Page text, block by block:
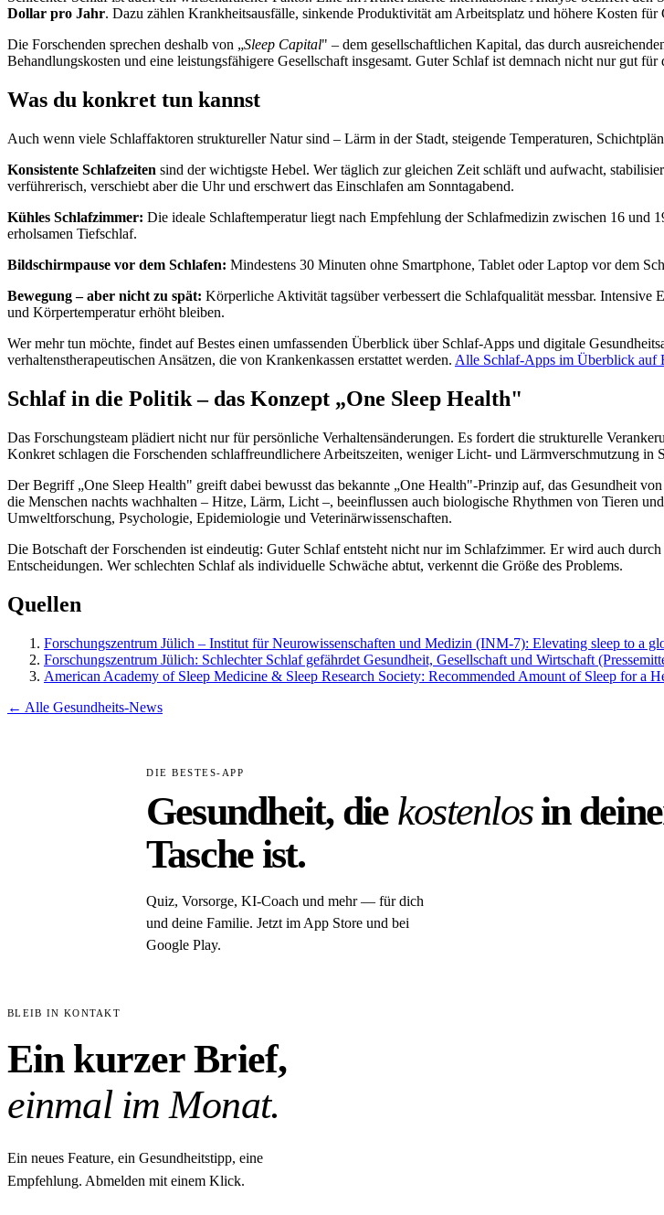
Dollar pro Jahr. Dazu zählen Krankheitsausfälle, sinkende Produktivität am Arbeitsplatz und höhere Kosten für
Die Forschenden sprechen deshalb von „Sleep Capital" – dem gesellschaftlichen Kapital, das durch
Behandlungskosten und eine leistungsfähigere Gesellschaft insgesamt. Guter Schlaf ist demnach nicht nur gut
Was du konkret tun kannst
Auch wenn viele Schlaffaktoren struktureller Natur sind – Lärm in der Stadt, steigende Temperaturen,
Konsistente Schlafzeiten sind der wichtigste Hebel. Wer täglich zur gleichen Zeit schläft und aufwacht,
verführerisch, verschiebt aber die Uhr und erschwert das Einschlafen am Sonntagabend.
Kühles Schlafzimmer: Die ideale Schlaftemperatur liegt nach Empfehlung der Schlafmedizin zwischen 16
erholsamen Tiefschlaf.
Bildschirmpause vor dem Schlafen: Mindestens 30 Minuten ohne Smartphone, Tablet oder Laptop vor dem
Bewegung – aber nicht zu spät: Körperliche Aktivität tagsüber verbessert die Schlafqualität messbar.
und Körpertemperatur erhöht bleiben.
Wer mehr tun möchte, findet auf Bestes einen umfassenden Überblick über Schlaf-Apps und digitale
verhaltenstherapeutischen Ansätzen, die von Krankenkassen erstattet werden. Alle Schlaf-Apps im Überblick auf
Schlaf in die Politik – das Konzept „One Sleep Health"
Das Forschungsteam plädiert nicht nur für persönliche Verhaltensänderungen. Es fordert die strukturelle
Konkret schlagen die Forschenden schlaffreundlichere Arbeitszeiten, weniger Licht- und Lärmverschmutzung in
Der Begriff „One Sleep Health" greift dabei bewusst das bekannte „One Health"-Prinzip auf, das Gesundheit
die Menschen nachts wachhalten – Hitze, Lärm, Licht –, beeinflussen auch biologische Rhythmen von Tieren
Umweltforschung, Psychologie, Epidemiologie und Veterinärwissenschaften.
Die Botschaft der Forschenden ist eindeutig: Guter Schlaf entsteht nicht nur im Schlafzimmer. Er wird auch
Entscheidungen. Wer schlechten Schlaf als individuelle Schwäche abtut, verkennt die Größe des Problems.
Quellen
Forschungszentrum Jülich – Institut für Neurowissenschaften und Medizin (INM-7): Elevating sleep to a
Forschungszentrum Jülich: Schlechter Schlaf gefährdet Gesundheit, Gesellschaft und Wirtschaft
American Academy of Sleep Medicine & Sleep Research Society: Recommended Amount of Sleep for a
← Alle Gesundheits-News
DIE BESTES-APP
Gesundheit, die kostenlosin
Tasche ist.
Quiz, Vorsorge, KI-Coach und mehr — für dich
und deine Familie. Jetzt im App Store und bei
Google Play.
BLEIB IN KONTAKT
Ein kurzer Brief,
einmal im Monat.
Ein neues Feature, ein Gesundheitstipp, eine
Empfehlung. Abmelden mit einem Klick.